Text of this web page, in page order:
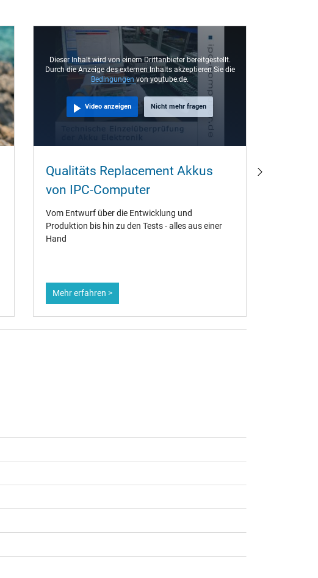
Dieser Inhalt wird von einem Drittanbieter bereitgestellt.
Durch die Anzeige des externen Inhalts akzeptieren Sie die
Bedingungenvon youtube.de.
Video anzeigen Nicht mehr fragen
Qualitäts Replacement Akkus
von IPC-Computer
Vom Entwurf über die Entwicklung und
Produktion bis hin zu den Tests - alles aus einer
Hand
Mehr erfahren >